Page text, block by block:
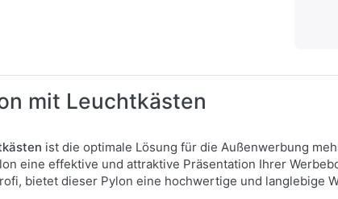
mit Leuchtkästen
ist die optimale Lösung für die Außenwerbung
eine effektive und attraktive Präsentation Ihrer
bietet dieser Pylon eine hochwertige und langlebige